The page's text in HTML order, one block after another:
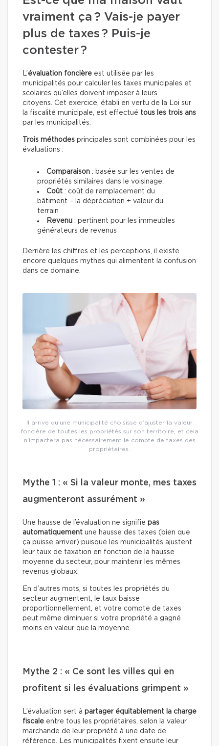
vraiment ça ? Vais-je payer
plus de taxes ? Puis-je
contester ?
L’évaluation foncière est utilisée par les
municipalités pour calculer les taxes municipales et
scolaires qu’elles doivent imposer à leurs
citoyens. Cet exercice, établi en vertu de la Loi sur
la fiscalité municipale, est effectué tous les trois ans
par les municipalités.
Trois méthodes principales sont combinées pour les
évaluations :
Comparaison : basée sur les ventes de
propriétés similaires dans le voisinage.
Coût : coût de remplacement du
bâtiment – la dépréciation + valeur du
terrain
Revenu : pertinent pour les immeubles
générateurs de revenus
Derrière les chiffres et les perceptions, il existe
encore quelques mythes qui alimentent la confusion
dans ce domaine.
Il arrive qu’une municipalité choisisse d’ajuster la valeur
foncière de toutes les propriétés sur son territoire, et cela
n’impactera pas nécessairement le compte de taxes des
propriétaires.
Mythe 1 : « Si la valeur monte, mes taxes
augmenteront assurément »
Une hausse de l’évaluation ne signifie pas
automatiquement une hausse des taxes (bien que
ça puisse arriver) puisque les municipalités ajustent
leur taux de taxation en fonction de la hausse
moyenne du secteur, pour maintenir les mêmes
revenus globaux.
En d’autres mots, si toutes les propriétés du
secteur augmentent, le taux baisse
proportionnellement, et votre compte de taxes
peut même diminuer si votre propriété a gagné
moins en valeur que la moyenne.
Mythe 2 : « Ce sont les villes qui en
profitent si les évaluations grimpent »
L’évaluation sert à partager équitablement la charge
fiscale entre tous les propriétaires, selon la valeur
marchande de leur propriété à une date de
référence. Les municipalités fixent ensuite leur